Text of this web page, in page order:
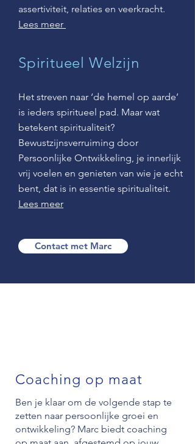
assertiviteit, relaties en veerkracht.
Lees meer
Spiritueel Welzijn
Het streven naar ‘de hemel op aarde’
is ieders spiritueel pad. Maar wat
betekent spiritualiteit?
Bewustzijnsverruiming door
Persoonlijke Ontwikkeling, je innerlijk
vrij voelen en genieten van wie je echt
bent, dat is in essentie spiritualiteit.
Lees meer
Contact met Marc
Coaching op maat
Ben je klaar om de volgende stap te
zetten naar persoonlijke groei en
ontwikkeling? Marc biedt coaching